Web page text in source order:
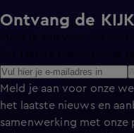
Ontvang de
Meld je aan voor onze
het laatste nieuws en
samenwerking met onze